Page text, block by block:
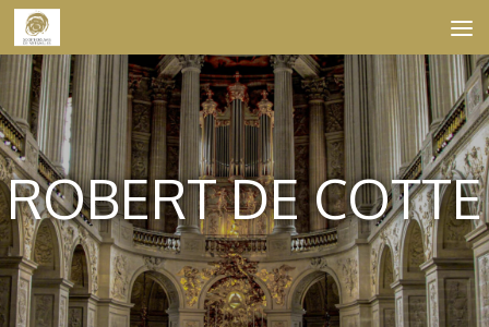
Skip to content
ROBERT DE COTTE